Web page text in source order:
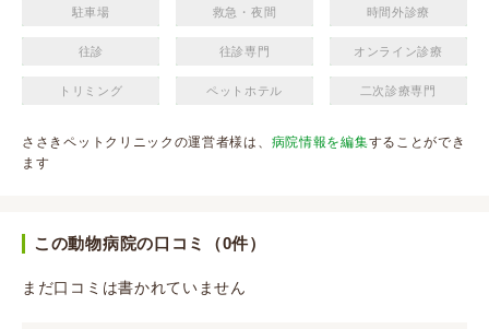
駐車場 救急・夜間 時間外診療
往診 往診専門 オンライン診療
トリミング ペットホテル 二次診療専門
ささきペットクリニックの運営者様は、 病院情報を編集することができ
ます
この動物病院の口コミ（0件）
まだ口コミは書かれていません